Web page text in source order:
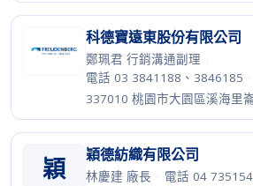
科德寶遠東股份有限公司
鄭珮君 行銷溝通副理 ·
電話 03 3841188、3846185 ·
337010 桃園市大園區溪海里
穎 穎德紡織有限公司
林慶建 廠長 · 電話 04